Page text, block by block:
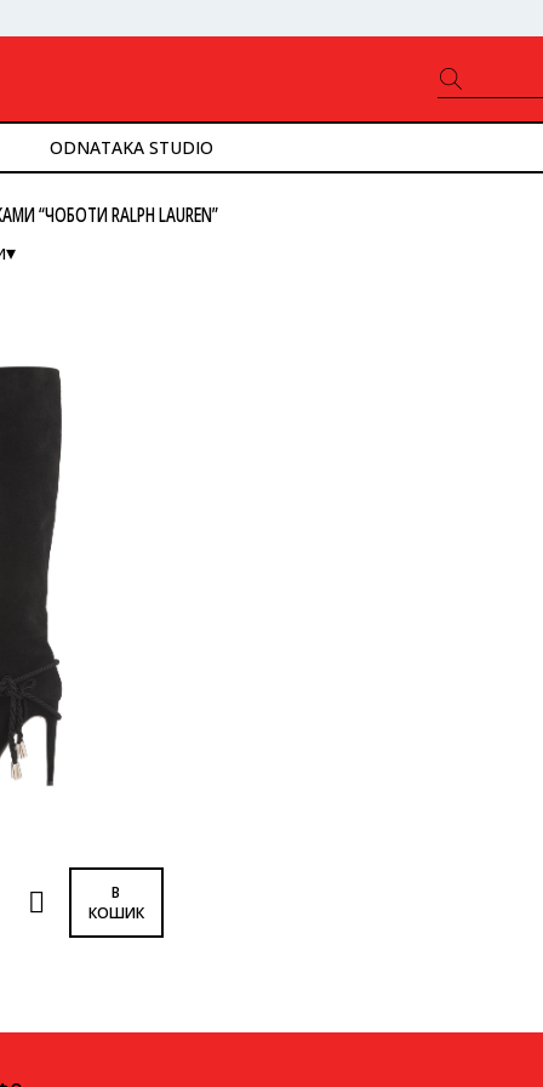
ODNATAKA STUDIO
“ЧОБОТИ RALPH LAUREN”
вищої до нижчої
В
КОШИК